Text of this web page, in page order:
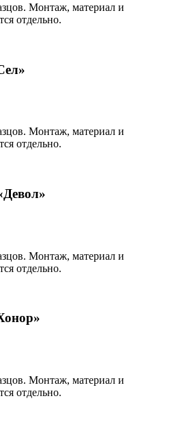
Монтаж, материал и
отдельно.
Монтаж, материал и
отдельно.
Монтаж, материал и
отдельно.
Монтаж, материал и
отдельно.